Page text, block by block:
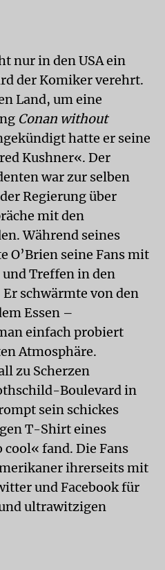
nur in den USA ein
der Komiker verehrt.
Land, um eine
Conan without
hatte er seine
Kushner«. Der
war zur selben
Regierung über
mit den
Während seines
O’Brien seine Fans mit
Treffen in den
schwärmte von den
Essen –
einfach probiert
Atmosphäre.
zu Scherzen
Boulevard in
sein schickes
T-Shirt eines
cool« fand. Die Fans
ihrerseits mit
und Facebook für
ultrawitzigen